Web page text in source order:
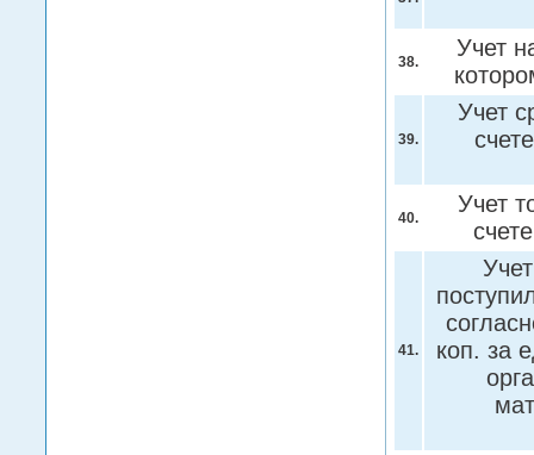
38.
Учет
39.
Учет
40.
Учет
41.
коп. за